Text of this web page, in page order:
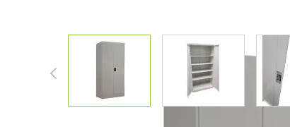
View larger imageView larger image